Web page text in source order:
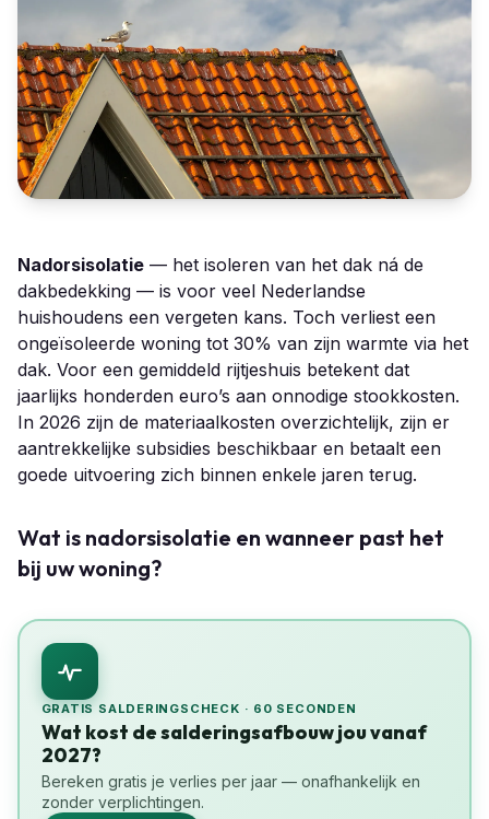
Nadorsisolatie — het isoleren van het dak ná de
dakbedekking — is voor veel Nederlandse
huishoudens een vergeten kans. Toch verliest een
ongeïsoleerde woning tot 30% van zijn warmte via het
dak. Voor een gemiddeld rijtjeshuis betekent dat
jaarlijks honderden euro’s aan onnodige stookkosten.
In 2026 zijn de materiaalkosten overzichtelijk, zijn er
aantrekkelijke subsidies beschikbaar en betaalt een
goede uitvoering zich binnen enkele jaren terug.
Wat is nadorsisolatie en wanneer past het
bij uw woning?
GRATIS SALDERINGSCHECK · 60 SECONDEN
Wat kost de salderingsafbouw jou vanaf
2027?
Bereken gratis je verlies per jaar — onafhankelijk en
zonder verplichtingen.